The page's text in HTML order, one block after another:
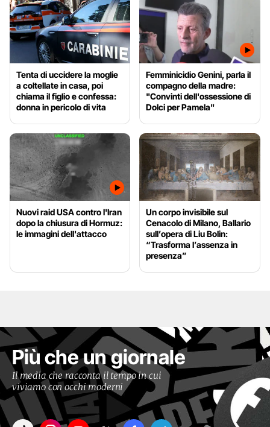
Tenta di uccidere la moglie
a coltellate in casa, poi
chiama il figlio e confessa:
donna in pericolo di vita
Femminicidio Genini, parla il
compagno della madre:
"Convinti dell'ossessione di
Dolci per Pamela"
Nuovi raid USA contro l'Iran
dopo la chiusura di Hormuz:
le immagini dell'attacco
Un corpo invisibile sul
Cenacolo di Milano, Ballario
sull’opera di Liu Bolin:
“Trasforma l’assenza in
presenza”
Più che un giornale
Il media che racconta il tempo in cui
viviamo con occhi moderni